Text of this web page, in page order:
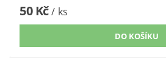
50 Kč/ ks